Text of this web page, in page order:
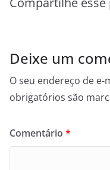
Deixe um
O seu endereço de
obrigatórios são
Comentário *